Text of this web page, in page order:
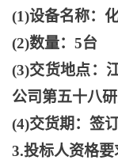
(1)设备名称：
(2)数量：5台
(3)交货地点：
公司第五十八研
(4)交货期：签
3.投标人资格要